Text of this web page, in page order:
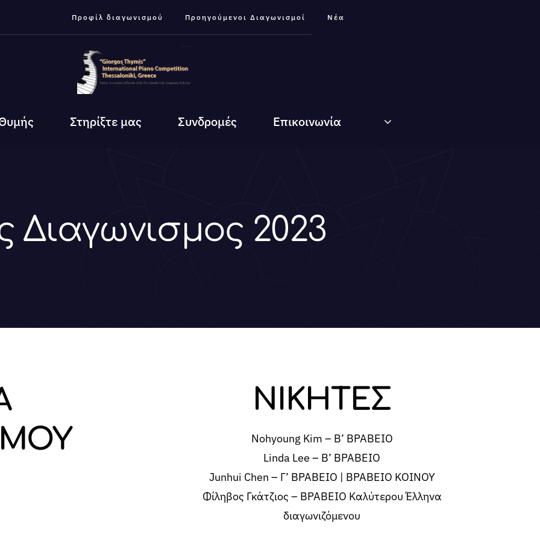
Προφίλ διαγωνισμού Προηγούμενοι Διαγωνισμοί Νέα
Στηρίξτε μας Συνδρομές Επικοινωνία
Διαγωνισμος 2023
ΝΙΚΗΤΕΣ
Nohyoung Kim – Β’ ΒΡΑΒΕΙΟ
Linda Lee – Β’ ΒΡΑΒΕΙΟ
Junhui Chen – Γ’ ΒΡΑΒΕΙΟ | ΒΡΑΒΕΙΟ ΚΟΙΝΟΥ
Φίληβος Γκάτζιος – ΒΡΑΒΕΙΟ Καλύτερου Έλληνα
διαγωνιζόμενου